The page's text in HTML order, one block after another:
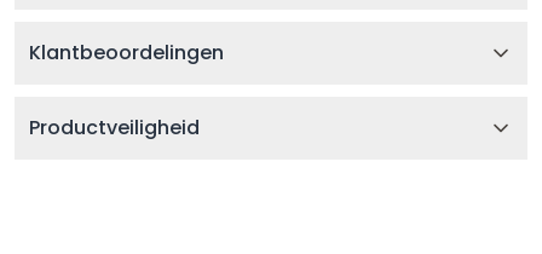
Klantbeoordelingen
Productveiligheid